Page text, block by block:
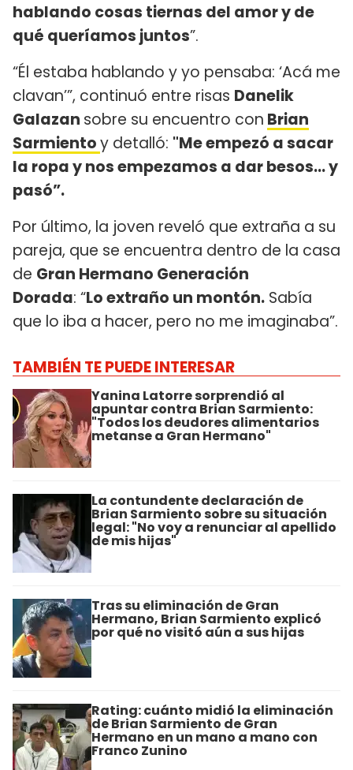
hablando cosas tiernas del amor y de
qué queríamos juntos”.
“Él estaba hablando y yo pensaba: ‘Acá me
clavan’”, continuó entre risas Danelik
Galazan sobre su encuentro con Brian
Sarmientoy detalló: "Me empezó a sacar
la ropa y nos empezamos a dar besos… y
pasó”.
Por último, la joven reveló que extraña a su
pareja, que se encuentra dentro de la casa
de Gran Hermano Generación
Dorada: “Lo extraño un montón. Sabía
que lo iba a hacer, pero no me imaginaba”.
TAMBIÉN TE PUEDE INTERESAR
Yanina Latorre sorprendió al
apuntar contra Brian Sarmiento:
"Todos los deudores alimentarios
metanse a Gran Hermano"
La contundente declaración de
Brian Sarmiento sobre su situación
legal: "No voy a renunciar al apellido
de mis hijas"
Tras su eliminación de Gran
Hermano, Brian Sarmiento explicó
por qué no visitó aún a sus hijas
Rating: cuánto midió la eliminación
de Brian Sarmiento de Gran
Hermano en un mano a mano con
Franco Zunino